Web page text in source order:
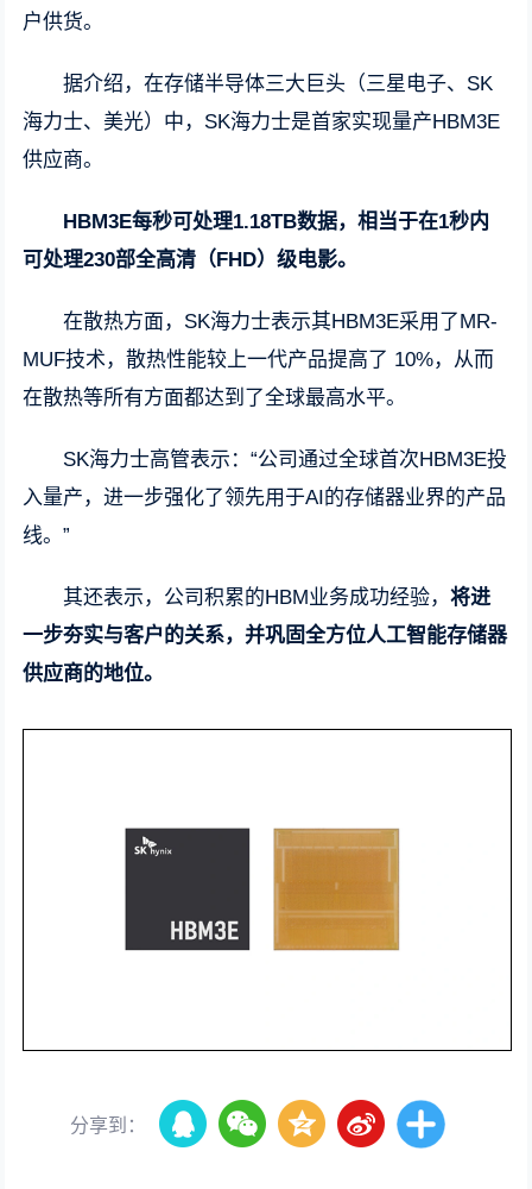
户供货。
据介绍，在存储半导体三大巨头（三星电子、SK
海力士、美光）中，SK海力士是首家实现量产HBM3E
供应商。
HBM3E每秒可处理1.18TB数据，相当于在1秒内
可处理230部全高清（FHD）级电影。
在散热方面，SK海力士表示其HBM3E采用了MR-
MUF技术，散热性能较上一代产品提高了 10%，从而
在散热等所有方面都达到了全球最高水平。
SK海力士高管表示：“公司通过全球首次HBM3E投
入量产，进一步强化了领先用于AI的存储器业界的产品
线。”
其还表示，公司积累的HBM业务成功经验，将进
一步夯实与客户的关系，并巩固全方位人工智能存储器
供应商的地位。
分享到：